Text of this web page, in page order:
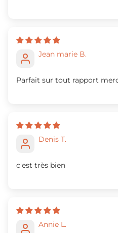
Jean marie B.
Parfait sur tout rapport
Denis T.
c'est très bien
Annie L.